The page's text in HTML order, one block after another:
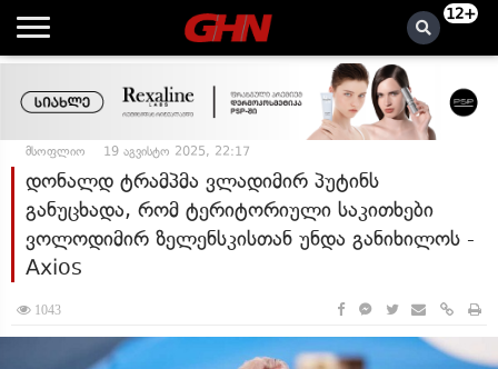
12+
მსოფლიო 19 აგვისტო 2025, 22:17
დონალდ ტრამპმა ვლადიმირ პუტინს
განუცხადა, რომ ტერიტორიული საკითხები
ვოლოდიმირ ზელენსკისთან უნდა განიხილოს -
Axios
1043